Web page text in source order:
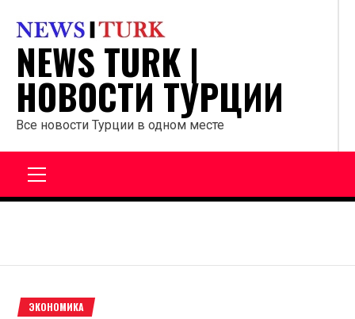
содержанию
NEWS TURK |
НОВОСТИ ТУРЦИИ
Все новости Турции в одном месте
ЭКОНОМИКА